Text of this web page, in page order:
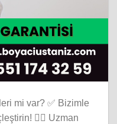
mi var? ✅ Bizimle
👷‍♂️ Uzman